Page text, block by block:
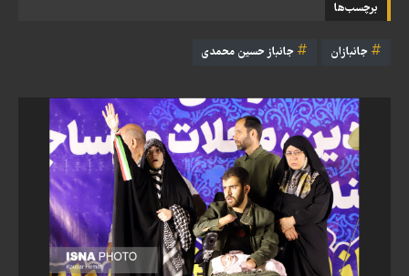
برچسب‌ها
جانبازان جانباز حسین محمدی